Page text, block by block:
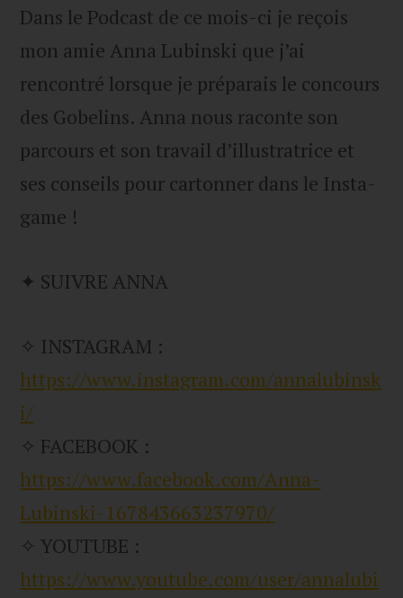
Dans le Podcast de ce mois-ci je reçois
mon amie Anna Lubinski que j’ai
rencontré lorsque je préparais le concours
des Gobelins. Anna nous raconte son
parcours et son travail d’illustratrice et
ses conseils pour cartonner dans le Insta-
game !
✦ SUIVRE ANNA
✧ INSTAGRAM :
https://www.instagram.com/annalubinsk
i/
✧ FACEBOOK :
https://www.facebook.com/Anna-
Lubinski-167843663237970/
✧ YOUTUBE :
https://www.youtube.com/user/annalubi